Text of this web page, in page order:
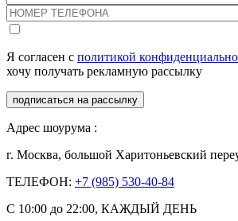
Я согласен с политикой
хочу получать рекламную рассылку
подписаться на рассылку
Адрес шоурума :
г. Москва, большой Харитоньевский
ТЕЛЕФОН: +7 (985) 530-40-84
С 10:00 до 22:00, КАЖДЫЙ ДЕНЬ